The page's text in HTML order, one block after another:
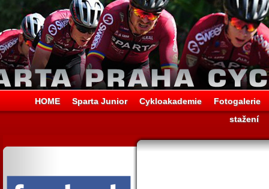
HOME Sparta Junior Cykloakademie
Fotogalerie
stažení